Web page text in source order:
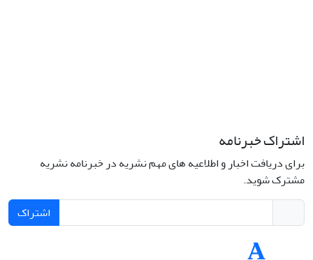
اشتراک خبرنامه
برای دریافت اخبار و اطلاعیه های مهم نشریه در خبرنامه نشریه
مشترک شوید.
اشتراک